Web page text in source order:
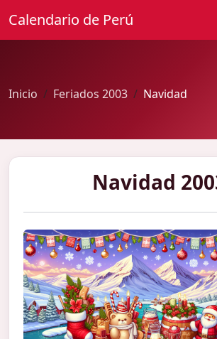
Calendario de Perú
Inicio Feriados 2003 Navidad
Navidad